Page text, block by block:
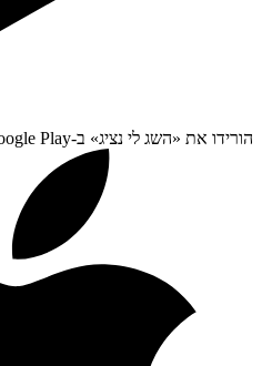
הורידו את «השג לי נציג» ב-Play